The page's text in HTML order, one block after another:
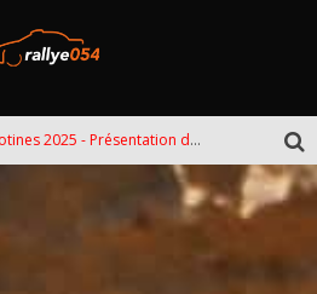
Chevrotines 2025 - Présentation de l'épreuve
EBR 2025 - Présentation de l'épreuve